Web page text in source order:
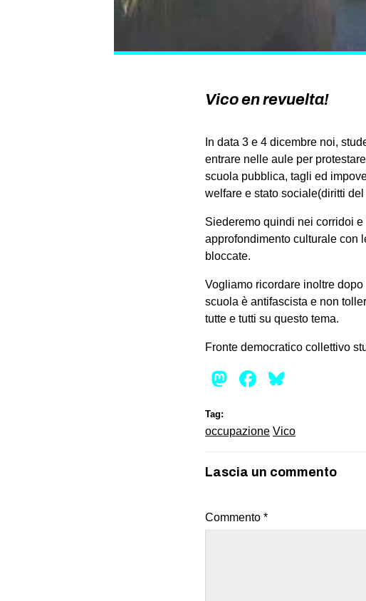
Vico en revuelta!
In data 3 e 4 dicembre noi,
entrare nelle aule per
scuola pubblica, tagli ed
welfare e stato sociale(diritti
Siederemo quindi nei corridoi
approfondimento culturale con
bloccate.
Vogliamo ricordare inoltre
scuola è antifascista e non
tutte e tutti su questo tema.
Fronte democratico collettivo
Mastodon
Facebook
Tag:
occupazione Vico
Lascia un commento
Commento *